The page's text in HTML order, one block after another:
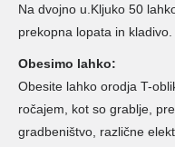
Na dvojno u.Kljuko 50
prekopna lopata in kladivo.
Obesimo lahko:
Obesite lahko orodja T-
ročajem, kot so grablje,
gradbeništvo, različne